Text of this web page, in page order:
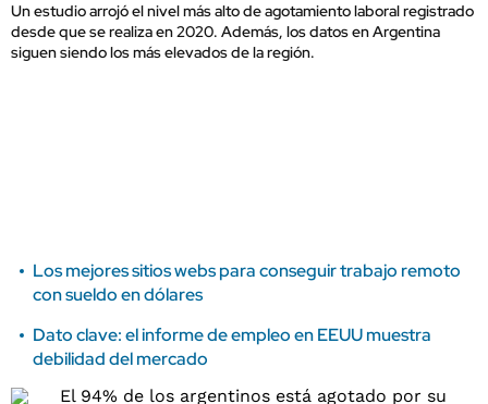
Un estudio arrojó el nivel más alto de agotamiento laboral registrado
desde que se realiza en 2020. Además, los datos en Argentina
siguen siendo los más elevados de la región.
Los mejores sitios webs para conseguir trabajo remoto
con sueldo en dólares
Dato clave: el informe de empleo en EEUU muestra
debilidad del mercado